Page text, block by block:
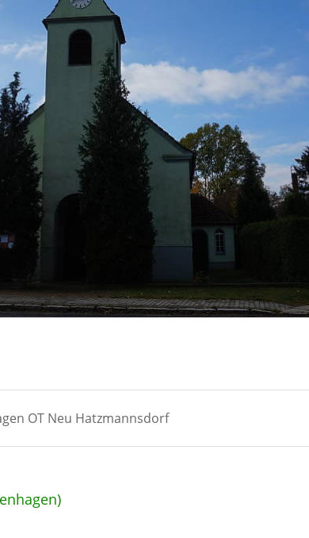
OT Neu Hatzmannsdorf